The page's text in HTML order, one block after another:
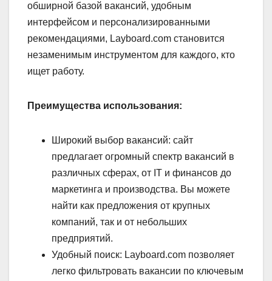
обширной базой вакансий, удобным
интерфейсом и персонализированными
рекомендациями, Layboard.com становится
незаменимым инструментом для каждого, кто
ищет работу.
Преимущества использования:
Широкий выбор вакансий: сайт
предлагает огромный спектр вакансий в
различных сферах, от IT и финансов до
маркетинга и производства. Вы можете
найти как предложения от крупных
компаний, так и от небольших
предприятий.
Удобный поиск: Layboard.com позволяет
легко фильтровать вакансии по ключевым